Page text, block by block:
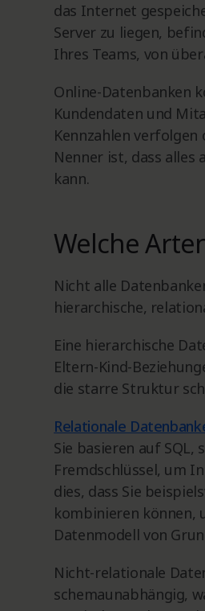
das Internet
Server zu liegen,
Ihres Teams, von
Online-Datenbanken
Kundendaten und
Kennzahlen
Nenner ist, dass
kann.
Welche
Nicht alle
hierarchische,
Eine hierarchische
Eltern-Kind-
die starre Struktur
Relationale
Sie basieren auf
Fremdschlüssel, um
dies, dass Sie
kombinieren können,
Datenmodell von
Nicht-relationale
schemaunabhängig,